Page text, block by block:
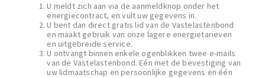
U meldt zich aan via de aanmeldknop onder het
energiecontract, en vult uw gegevens in.
U bent dan direct gratis lid van de Vastelastenbond
en maakt gebruik van onze lagere energietarieven
en uitgebreide service.
U ontvangt binnen enkele ogenblikken twee e-mails
van de Vastelastenbond. Eén met de bevestiging van
uw lidmaatschap en persoonlijke gegevens en één